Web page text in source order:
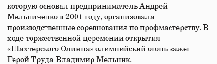
которую основал предприниматель Андрей
Мельниченко в 2001 году, организовала
производственные соревнования по профмастерству. В
ходе торжественной церемонии открытия
«Шахтерского Олимпа» олимпийский огонь зажег
Герой Труда Владимир Мельник.